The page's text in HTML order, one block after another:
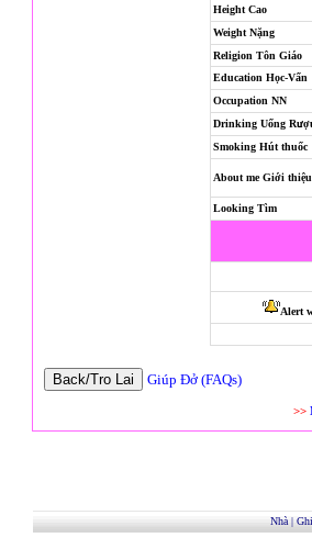
Height Cao
Weight Nặng
Religion Tôn Giáo
Education Học-Vấn
Occupation NN
Drinking Uống
Smoking Hút thuốc
About me Giới thiệu
Looking Tìm
Alert
Giúp Đở (FAQs)
>>
Nhà|